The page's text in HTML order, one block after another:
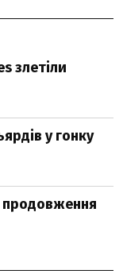
злетіли
у гонку
продовження